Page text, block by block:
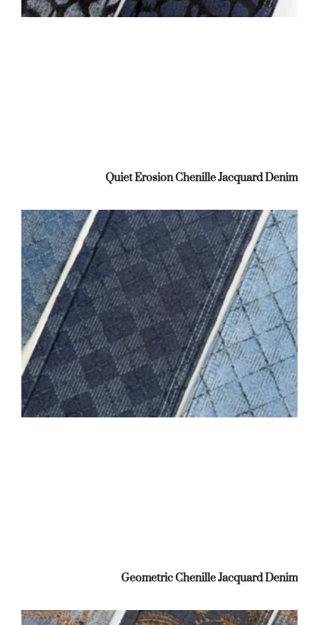
Quiet Erosion Chenille Jacquard Denim
Geometric Chenille Jacquard Denim